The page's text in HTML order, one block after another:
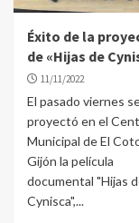
Éxito de la
de «Hijas de
11/11/2022
El pasado viernes
proyectó en el
Municipal de El
Gijón la película
documental "Hijas
Cynisca",...